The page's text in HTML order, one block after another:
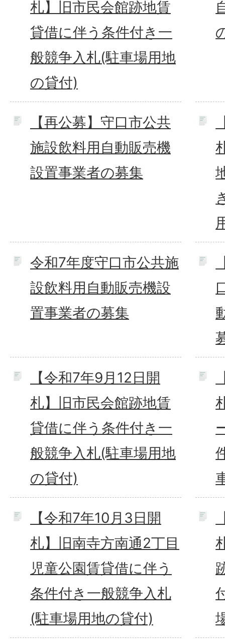
札】旧市民会館跡地賃
貸借に伴う条件付き一
般競争入札(駐車場用地
の貸付)
【再公募】守口市公共
施設飲料用自動販売機
設置事業者の募集
令和7年度守口市公共施
設飲料用自動販売機設
置事業者の募集
【令和7年9月12日開
札】旧市民会館跡地賃
貸借に伴う条件付き一
般競争入札(駐車場用地
の貸付)
【令和7年10月3日開
札】旧南寺方南通2丁目
児童公園賃貸借に伴う
条件付き一般競争入札
(駐車場用地の貸付)